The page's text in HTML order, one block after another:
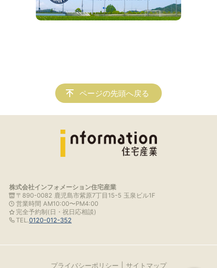
ページの先頭へ戻る
株式会社インフォメーション住宅産業
〒890-0082 鹿児島市紫原7丁目15-5 玉泉ビル1F
営業時間 AM10:00〜PM4:00
完全予約制(日・祝日応相談)
TEL.0120-012-352
プライバシーポリシー サイトマップ